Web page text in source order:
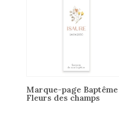
Marque-page Baptême
Fleurs des champs